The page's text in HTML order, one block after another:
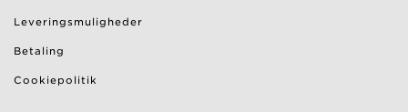
Leveringsmuligheder
Betaling
Cookiepolitik